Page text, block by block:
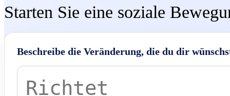
Starten Sie eine soziale
Beschreibe die Veränderung, die du dir